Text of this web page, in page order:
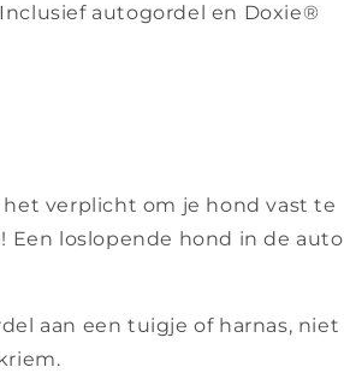
autogordel en Doxie®
verplicht om je hond vast te
loslopende hond in de auto
aan een tuigje of harnas, niet